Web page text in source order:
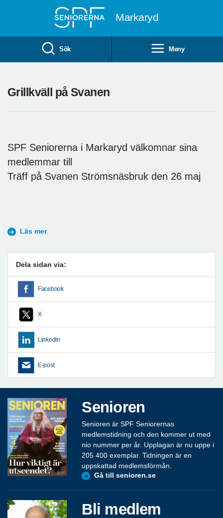
Markaryd
Sök Meny
Grillkväll på Svanen
SPF Seniorerna i Markaryd välkomnar sina
medlemmar till
Träff på Svanen Strömsnäsbruk den 26 maj
Läs mer
Dela sidan via:
Facebook
X
LinkedIn
E-post
Senioren
Senioren är SPF Seniorernas
medlemstidning och den kommer ut med
nio nummer per år. Upplagan är nu uppe i
205 400 exemplar. Tidningen är en
uppskattad medlemsförmån.
Gå till senioren.se
Bli medlem